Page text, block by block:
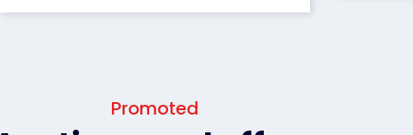
Promoted